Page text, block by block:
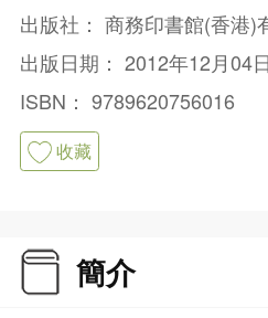
出版社： 商務印書館(香港)
出版日期： 2012年12月04日
ISBN： 9789620756016
收藏
簡介